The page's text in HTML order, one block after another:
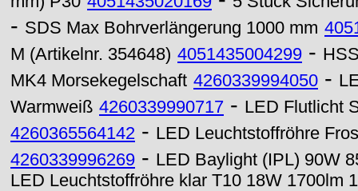
- SDS Max Bohrverlängerung 1000 mm
M (Artikelnr. 354648) 4051435004299 -
MK4 Morsekegelschaft 4260339994050 -
Warmweiß 4260339990717 - LED Flutlicht
4260365564142 - LED Leuchtstoffröhre
4260339996269 - LED Baylight (IPL) 90W
LED Leuchtstoffröhre klar T10 18W 1700lm